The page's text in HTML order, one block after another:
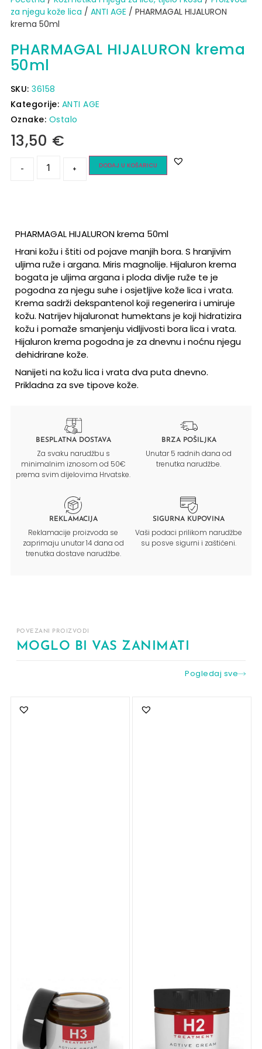
za njegu kože lica / ANTI AGE / PHARMAGAL HIJALURON
krema 50ml
PHARMAGAL HIJALURON krema
50ml
SKU:36158
Kategorije: ANTI AGE
Oznake: Ostalo
13,50 €
- + DODAJ U KOŠARICU
PHARMAGAL HIJALURON krema 50ml
Hrani kožu i štiti od pojave manjih bora. S hranjivim
uljima ruže i argana. Miris magnolije. Hijaluron krema
bogata je uljima argana i ploda divlje ruže te je
pogodna za njegu suhe i osjetljive kože lica i vrata.
Krema sadrži dekspantenol koji regenerira i umiruje
kožu. Natrijev hijaluronat humektans je koji hidratizira
kožu i pomaže smanjenju vidljivosti bora lica i vrata.
Hijaluron krema pogodna je za dnevnu i noćnu njegu
dehidrirane kože.
Nanijeti na kožu lica i vrata dva puta dnevno.
Prikladna za sve tipove kože.
BESPLATNA DOSTAVA
Za svaku narudžbu s
minimalnim iznosom od 50€
prema svim dijelovima Hrvatske.
BRZA POŠILJKA
Unutar 5 radnih dana od
trenutka narudžbe.
REKLAMACIJA
Reklamacije proizvoda se
zaprimaju unutar 14 dana od
trenutka dostave narudžbe.
SIGURNA KUPOVINA
Vaši podaci prilikom narudžbe
su posve sigurni i zaštićeni.
POVEZANI PROIZVODI
MOGLO BI VAS ZANIMATI
Pogledaj sve